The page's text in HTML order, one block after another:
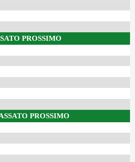
PROSSIMO
PROSSIMO